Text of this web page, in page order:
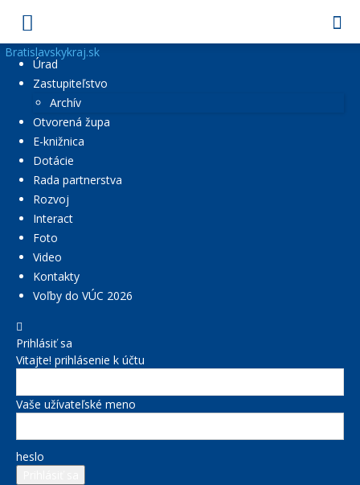
Bratislavskykraj.sk
Úrad
Zastupiteľstvo
Archív
Otvorená župa
E-knižnica
Dotácie
Rada partnerstva
Rozvoj
Interact
Foto
Video
Kontakty
Voľby do VÚC 2026
Prihlásiť sa
Vitajte! prihlásenie k účtu
Vaše užívateľské meno
heslo